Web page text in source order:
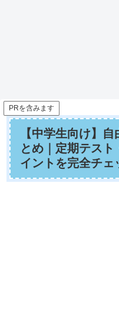
PRを含みます
【中学生向け】
とめ｜定期テス
イントを完全チェ